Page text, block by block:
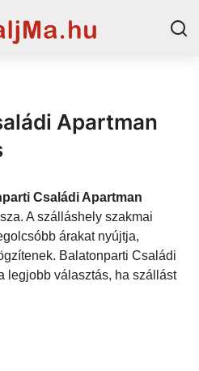
Apartman
Családi Apartman
A szálláshely szakmai
árakat nyújtja,
Balatonparti Családi
legjobb választás, ha szállást